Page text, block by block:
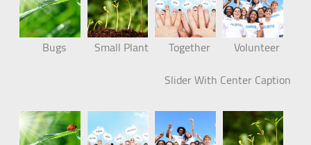
Volunteer
Together
Small Plant
Bugs
Slider With Center Caption